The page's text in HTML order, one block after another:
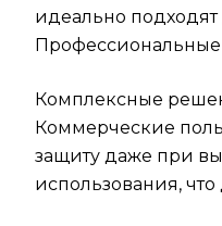
идеально
Профессиональные
Комплексные
Коммерческие
защиту даже при
использования,